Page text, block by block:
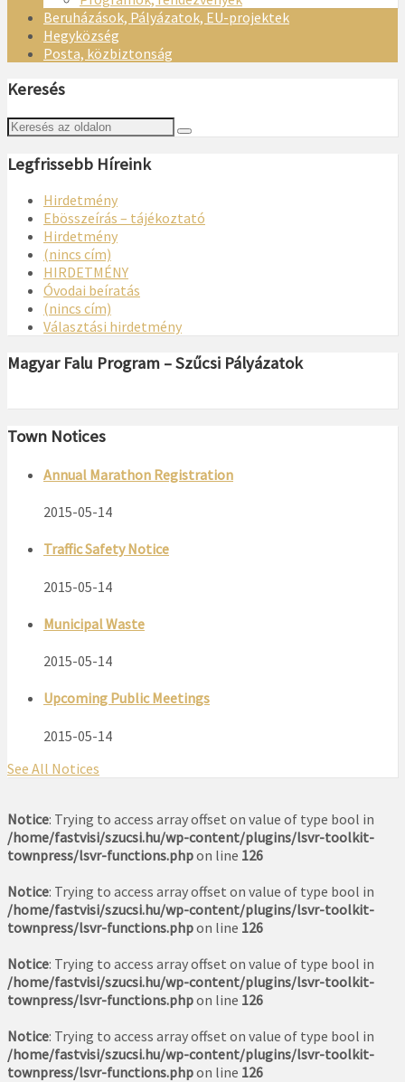
Beruházások, Pályázatok, EU-projektek
Hegyközség
Posta, közbiztonság
Keresés
Legfrissebb Híreink
Hirdetmény
Ebösszeírás – tájékoztató
Hirdetmény
(nincs cím)
HIRDETMÉNY
Óvodai beíratás
(nincs cím)
Választási hirdetmény
Magyar Falu Program – Szűcsi Pályázatok
Town Notices
Annual Marathon Registration
2015-05-14
Traffic Safety Notice
2015-05-14
Municipal Waste
2015-05-14
Upcoming Public Meetings
2015-05-14
See All Notices
Notice: Trying to access array offset on value of type bool in
/home/fastvisi/szucsi.hu/wp-content/plugins/lsvr-toolkit-
townpress/lsvr-functions.phpon line 126
Notice: Trying to access array offset on value of type bool in
/home/fastvisi/szucsi.hu/wp-content/plugins/lsvr-toolkit-
townpress/lsvr-functions.phpon line 126
Notice: Trying to access array offset on value of type bool in
/home/fastvisi/szucsi.hu/wp-content/plugins/lsvr-toolkit-
townpress/lsvr-functions.phpon line 126
Notice: Trying to access array offset on value of type bool in
/home/fastvisi/szucsi.hu/wp-content/plugins/lsvr-toolkit-
townpress/lsvr-functions.phpon line 126